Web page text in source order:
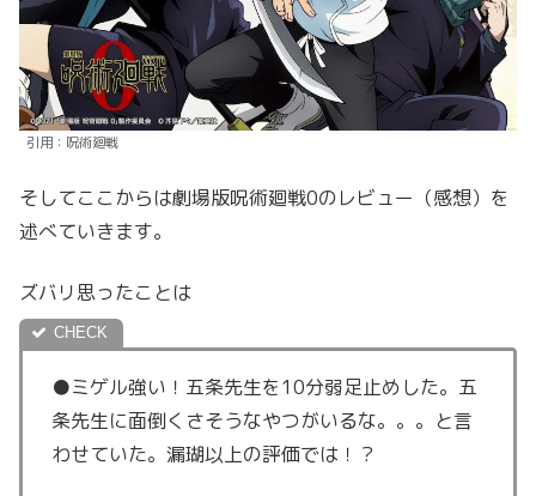
引用：呪術廻戦
そしてここからは劇場版呪術廻戦0のレビュー（感想）を
述べていきます。
ズバリ思ったことは
●ミゲル強い！五条先生を10分弱足止めした。五
条先生に面倒くさそうなやつがいるな。。。と言
わせていた。漏瑚以上の評価では！？